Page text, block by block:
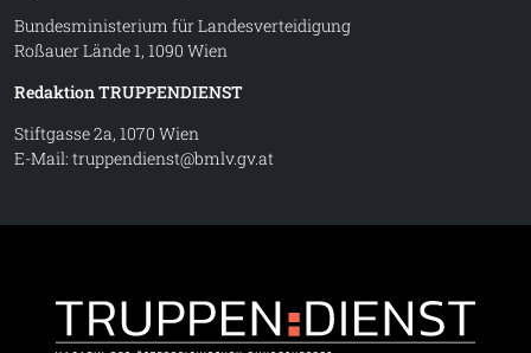
Bundesministerium für Landesverteidigung
Roßauer Lände 1, 1090 Wien
Redaktion TRUPPENDIENST
Stiftgasse 2a, 1070 Wien
E-Mail: truppendienst@bmlv.gv.at